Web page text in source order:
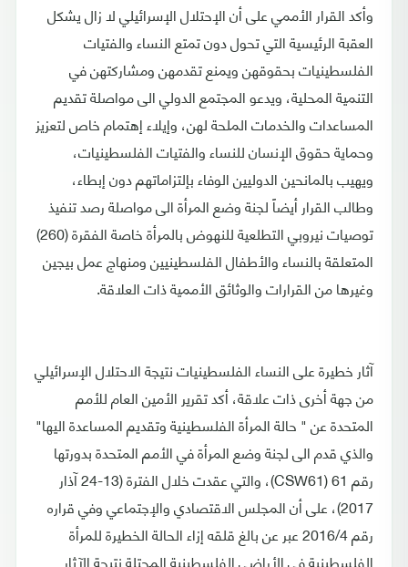
وأكد القرار الأممي على أن الإحتلال الإسرائيلي لا زال يشكل
العقبة الرئيسية التي تحول دون تمتع النساء والفتيات
الفلسطينيات بحقوقهن ويمنع تقدمهن ومشاركتهن في
التنمية المحلية، ويدعو المجتمع الدولي الى مواصلة تقديم
المساعدات والخدمات الملحة لهن، وإيلاء إهتمام خاص لتعزيز
وحماية حقوق الإنسان للنساء والفتيات الفلسطينيات،
ويهيب بالمانحين الدوليين الوفاء بإلتزاماتهم دون إبطاء،
وطالب القرار أيضاً لجنة وضع المرأة الى مواصلة رصد تنفيذ
توصيات نيروبي التطلعية للنهوض بالمرأة خاصة الفقرة (260)
المتعلقة بالنساء والأطفال الفلسطينيين ومنهاج عمل بيجين
وغيرها من القرارات والوثائق الأممية ذات العلاقة.
آثار خطيرة على النساء الفلسطينيات نتيجة الاحتلال الإسرائيلي
من جهة أخرى ذات علاقة، أكد تقرير الأمين العام للأمم
المتحدة عن " حالة المرأة الفلسطينية وتقديم المساعدة اليها"
والذي قدم الى لجنة وضع المرأة في الأمم المتحدة بدورتها
رقم 61 (CSW61)، والتي عقدت خلال الفترة (13-24 آذار
2017)، على أن المجلس الاقتصادي والإجتماعي وفي قراره
رقم 2016/4 عبر عن بالغ قلقه إزاء الحالة الخطيرة للمرأة
الفلسطينية في الأراضي الفلسطينية المحتلة نتيجة الآثار